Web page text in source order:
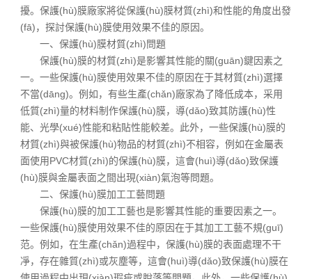
擾。保護(hù)膜廠家將從保護(hù)膜材質(zhì)和性能的角度出發
(fā)，探討保護(hù)膜使用效果不佳的原因。
一、保護(hù)膜材質(zhì)問題
保護(hù)膜的材質(zhì)是影響其性能的關(guān)鍵因素之
一。一些保護(hù)膜使用效果不佳的原因在于其材質(zhì)選擇
不當(dāng)。例如，有些生產(chǎn)廠家為了降低成本，采用
低質(zhì)量的材料制作保護(hù)膜，導(dǎo)致其防護(hù)性
能、光學(xué)性能和粘貼性能較差。此外，一些保護(hù)膜的
材質(zhì)與被保護(hù)物品的材質(zhì)不相容，例如在金屬表
面使用PVC材質(zhì)的保護(hù)膜，這會(huì)導(dǎo)致保護
(hù)膜與金屬表面之間出現(xiàn)氣泡等問題。
二、保護(hù)膜加工工藝問題
保護(hù)膜的加工工藝也是影響其性能的重要因素之一。
一些保護(hù)膜使用效果不佳的原因在于其加工工藝不規(guī)
范。例如，在生產(chǎn)過程中，保護(hù)膜的表面處理不干
凈，存在雜質(zhì)或灰塵等，這會(huì)導(dǎo)致保護(hù)膜在